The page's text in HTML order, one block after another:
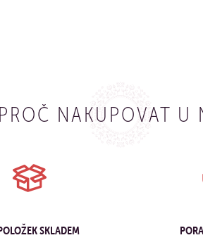
PROČ NAKUPOVAT U
SKLADEM